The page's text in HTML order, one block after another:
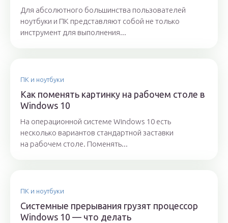
Для абсолютного большинства пользователей
ноутбуки и ПК представляют собой не только
инструмент для выполнения...
ПК и ноутбуки
Как поменять картинку на рабочем столе в
Windows 10
На операционной системе Windows 10 есть
несколько вариантов стандартной заставки
на рабочем столе. Поменять...
ПК и ноутбуки
Системные прерывания грузят процессор
Windows 10 — что делать